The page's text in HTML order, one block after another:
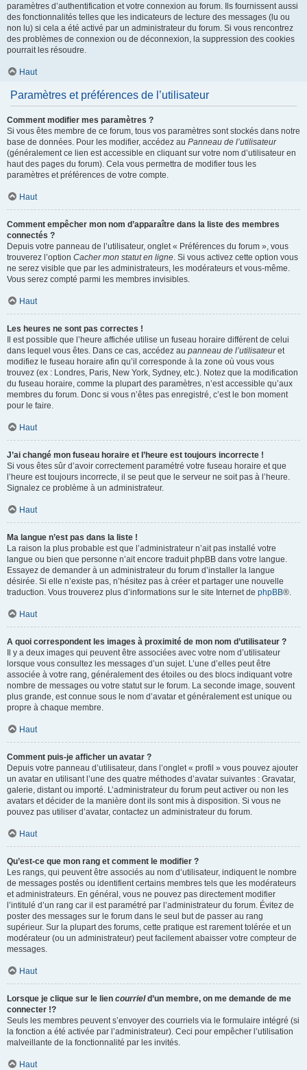
paramètres d’authentification et votre connexion au forum. Ils fournissent aussi
des fonctionnalités telles que les indicateurs de lecture des messages (lu ou
non lu) si cela a été activé par un administrateur du forum. Si vous rencontrez
des problèmes de connexion ou de déconnexion, la suppression des cookies
pourrait les résoudre.
Haut
Paramètres et préférences de l’utilisateur
Comment modifier mes paramètres ?
Si vous êtes membre de ce forum, tous vos paramètres sont stockés dans notre
base de données. Pour les modifier, accédez au Panneau de l’utilisateur
(généralement ce lien est accessible en cliquant sur votre nom d’utilisateur en
haut des pages du forum). Cela vous permettra de modifier tous les
paramètres et préférences de votre compte.
Haut
Comment empêcher mon nom d’apparaître dans la liste des membres
connectés ?
Depuis votre panneau de l’utilisateur, onglet « Préférences du forum », vous
trouverez l’option Cacher mon statut en ligne. Si vous activez cette option vous
ne serez visible que par les administrateurs, les modérateurs et vous-même.
Vous serez compté parmi les membres invisibles.
Haut
Les heures ne sont pas correctes !
Il est possible que l’heure affichée utilise un fuseau horaire différent de celui
dans lequel vous êtes. Dans ce cas, accédez au panneau de l’utilisateuret
modifiez le fuseau horaire afin qu’il corresponde à la zone où vous vous
trouvez (ex : Londres, Paris, New York, Sydney, etc.). Notez que la modification
du fuseau horaire, comme la plupart des paramètres, n’est accessible qu’aux
membres du forum. Donc si vous n’êtes pas enregistré, c’est le bon moment
pour le faire.
Haut
J’ai changé mon fuseau horaire et l’heure est toujours incorrecte !
Si vous êtes sûr d’avoir correctement paramétré votre fuseau horaire et que
l’heure est toujours incorrecte, il se peut que le serveur ne soit pas à l’heure.
Signalez ce problème à un administrateur.
Haut
Ma langue n’est pas dans la liste !
La raison la plus probable est que l’administrateur n’ait pas installé votre
langue ou bien que personne n’ait encore traduit phpBB dans votre langue.
Essayez de demander à un administrateur du forum d’installer la langue
désirée. Si elle n’existe pas, n’hésitez pas à créer et partager une nouvelle
traduction. Vous trouverez plus d’informations sur le site Internet de phpBB®.
Haut
A quoi correspondent les images à proximité de mon nom d’utilisateur ?
Il y a deux images qui peuvent être associées avec votre nom d’utilisateur
lorsque vous consultez les messages d’un sujet. L’une d’elles peut être
associée à votre rang, généralement des étoiles ou des blocs indiquant votre
nombre de messages ou votre statut sur le forum. La seconde image, souvent
plus grande, est connue sous le nom d’avatar et généralement est unique ou
propre à chaque membre.
Haut
Comment puis-je afficher un avatar ?
Depuis votre panneau d’utilisateur, dans l’onglet « profil » vous pouvez ajouter
un avatar en utilisant l’une des quatre méthodes d’avatar suivantes : Gravatar,
galerie, distant ou importé. L’administrateur du forum peut activer ou non les
avatars et décider de la manière dont ils sont mis à disposition. Si vous ne
pouvez pas utiliser d’avatar, contactez un administrateur du forum.
Haut
Qu’est-ce que mon rang et comment le modifier ?
Les rangs, qui peuvent être associés au nom d’utilisateur, indiquent le nombre
de messages postés ou identifient certains membres tels que les modérateurs
et administrateurs. En général, vous ne pouvez pas directement modifier
l’intitulé d’un rang car il est paramétré par l’administrateur du forum. Évitez de
poster des messages sur le forum dans le seul but de passer au rang
supérieur. Sur la plupart des forums, cette pratique est rarement tolérée et un
modérateur (ou un administrateur) peut facilement abaisser votre compteur de
messages.
Haut
Lorsque je clique sur le lien courrield’un membre, on me demande de me
connecter !?
Seuls les membres peuvent s’envoyer des courriels via le formulaire intégré (si
la fonction a été activée par l’administrateur). Ceci pour empêcher l’utilisation
malveillante de la fonctionnalité par les invités.
Haut